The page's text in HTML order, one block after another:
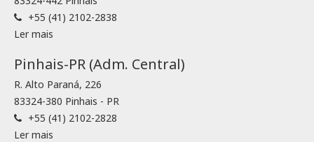
+55 (41) 2102-2838
Ler mais
Pinhais-PR (Adm. Central)
R. Alto Paraná, 226
83324-380 Pinhais - PR
+55 (41) 2102-2828
Ler mais